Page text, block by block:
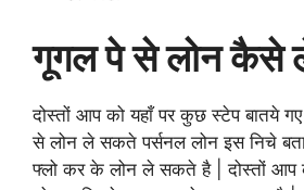
गूगल पे से लोन कैसे
दोस्तों आप को यहाँ पर कुछ स्टेप बातये
से लोन ले सकते पर्सनल लोन इस निचे
फ्लो कर के लोन ले सकते है | दोस्तों आप